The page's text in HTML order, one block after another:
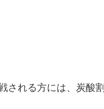
される方には、炭酸割